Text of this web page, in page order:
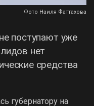
Фото Наиля Фаттахова
поступают уже
нет
средства
губернатору на